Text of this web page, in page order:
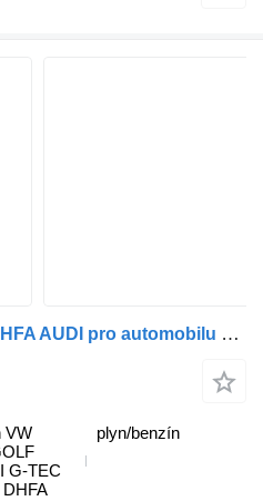
Motor Volkswagen DHF, DHFA AUDI pro automobilu Volkswagen AUDI A3 30 1,5 g-tron VW CADDY 1,5 TGI / CNG VW GOLF 1,5 TGI SKODA OCTAVIA 1,5 TSI G-TEC / CNG SEAT LEON / ST 1,5 TGI / CNG
VW
G-TEC
plyn/benzín